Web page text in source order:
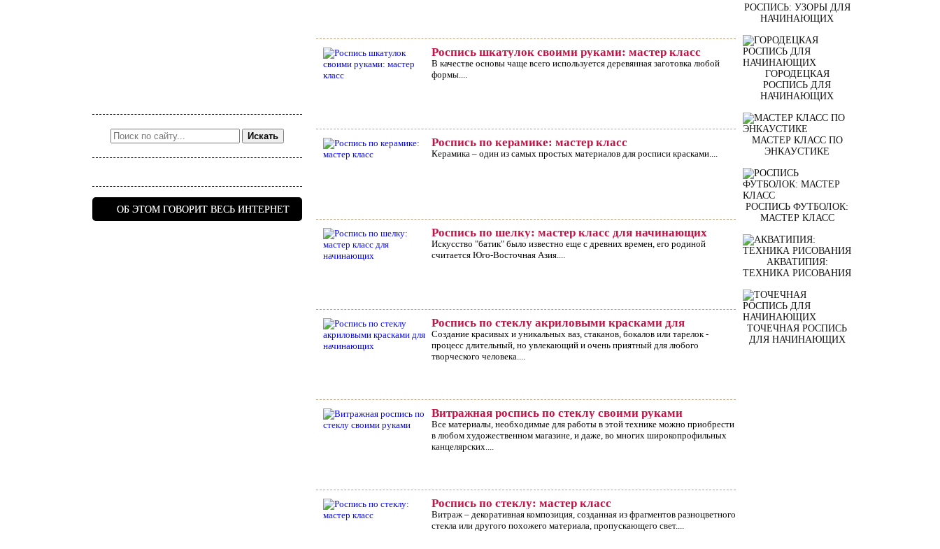
Искать
ОБ ЭТОМ ГОВОРИТ ВЕСЬ ИНТЕРНЕТ
РОСПИСЬ: УЗОРЫ ДЛЯ
НАЧИНАЮЩИХ
ГОРОДЕЦКАЯ
РОСПИСЬ ДЛЯ
НАЧИНАЮЩИХ
МАСТЕР КЛАСС ПО
ЭНКАУСТИКЕ
РОСПИСЬ ФУТБОЛОК:
МАСТЕР КЛАСС
АКВАТИПИЯ:
ТЕХНИКА РИСОВАНИЯ
ТОЧЕЧНАЯ РОСПИСЬ
ДЛЯ НАЧИНАЮЩИХ
Роспись шкатулок своими руками: мастер класс
В качестве основы чаще всего используется деревянная заготовка любой
формы....
Роспись по керамике: мастер класс
Керамика – один из самых простых материалов для росписи красками....
Роспись по шелку: мастер класс для начинающих
Искусство "батик" было известно еще с древних времен, его родиной
считается Юго-Восточная Азия....
Роспись по стеклу акриловыми красками для
начинающих
Создание красивых и уникальных ваз, стаканов, бокалов или тарелок -
процесс длительный, но увлекающий и очень приятный для любого
творческого человека....
Витражная роспись по стеклу своими руками
Все материалы, необходимые для работы в этой технике можно приобрести
в любом художественном магазине, и даже, во многих широкопрофильных
канцелярских....
Роспись по стеклу: мастер класс
Витраж – декоративная композиция, созданная из фрагментов разноцветного
стекла или другого похожего материала, пропускающего свет....